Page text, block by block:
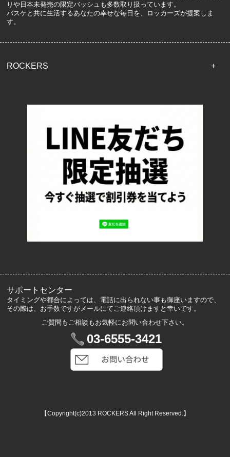
りや日本未発売の限定バッシュも多数取り扱っています。
バスケと共に生活するあなたの幸せな毎日を、ロッカーズが提案しま
す。
ROCKERS
配送・送料について
返品について
お支払い方法について
特定商取引法に基づく表記
プライバシーポリシー
ロッカーズについて
サポートセンター
タイミングや都合によっては、電話に出られない事も御座いますので、
その際は、お手数ですがメールにてご連絡頂けますと幸いです。
ご質問もご相談もお気軽にお問い合わせ下さい。
03-6555-3421
【Copyright(c)2013 ROCKERS All Right Reserved.】